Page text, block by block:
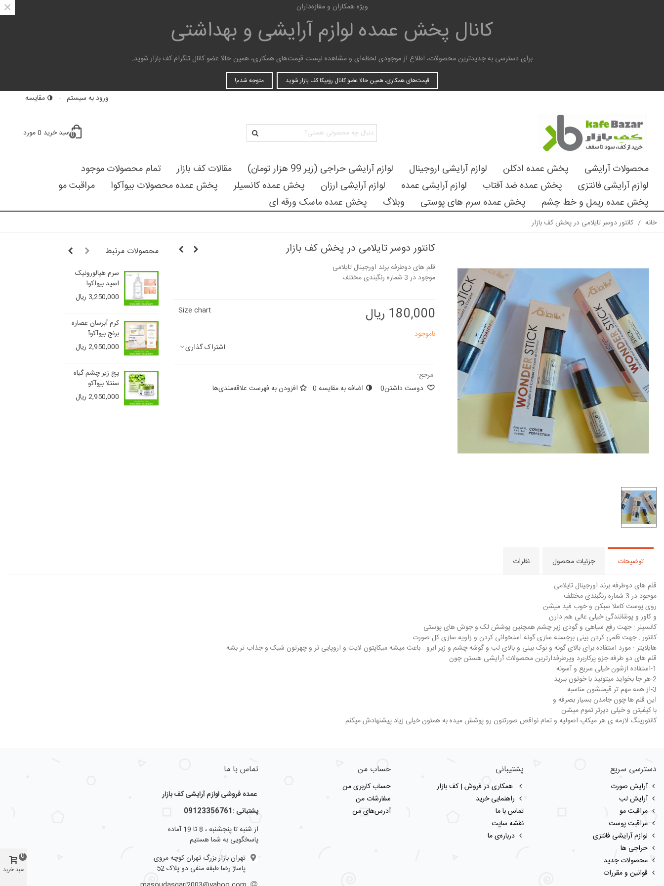
ویژه همکاران و مغازه‌داران
کانال پخش عمدهلوازم آرایشی و بهداشتی
برای دسترسی به جدیدترین محصولات، اطلاع از موجودی لحظه‌ای و مشاهده لیست قیمت‌های همکاری، همین حالا عضو کانال تلگرام کف بازار شوید.
قیمت‌های همکاری، همین حالا عضو کانال روبیکا کف بازار شوید متوجه شدم!
×
ورود به سیستم مقایسه
0سبد خرید 0مورد
محصولات آرایشی پخش عمده ادکلن لوازم آرایشی اروجینال لوازم آرایشی حراجی (زیر 99 هزار تومان) مقالات کف بازار
تمام محصولات موجود
لوازم آرایشی فانتزی
پخش عمده ضد آفتاب لوازم آرایشی عمده لوازم آرایشی ارزان پخش عمده کانسیلر پخش عمده محصولات بیوآکوا
مراقبت مو
پخش عمده ریمل و خط چشم
پخش عمده سرم های پوستی وبلاگ پخش عمده ماسک ورقه ای
خانه / کانتور دوسر تایلامی در پخش کف بازار
کانتور دوسر تایلامی در پخش کف بازار
قلم های دوطرفه برند اورجینال تایلامی
موجود در 3 شماره رنگبندی مختلف
180,000 ریال
Size chart
ناموجود
اشتراک گذاری
مرجع:
دوست داشتن0 اضافه به مقایسه 0 افزودن به فهرست علاقه‌مندی‌ها
محصولات مرتبط
سرم هیالورونیک
اسید بیواکوا
3,250,000 ریال
کرم آبرسان عصاره
برنج بیوآکوآ
2,950,000 ریال
پچ زیر چشم گیاه
سنتلا بیوآکو
2,950,000 ریال
توضیحات جزئیات محصول نظرات
قلم های دوطرفه برند اورجینال تایلامی
موجود در 3 شماره رنگبندی مختلف
روی پوست کاملا سبکن و‌ خوب فید میشن
و کاور و پوشانندگی خیلی عالی هم دارن
کانسیلر : جهت رفع سیاهی و گودی زیر چشم همچنین پوشش لک و جوش های پوستی
کانتور : جهت قلمی کردن بینی برجسته سازی گونه استخوانی کردن و زاویه سازی کل صورت
هایلایتر : مورد استفاده برای بالای گونه و نوک بینی و بالای لب و گوشه چشم و زیر ابرو.. باعث ‌میشه میکاپتون لایت و اروپایی تر و چهرتون شیک و جذاب تر بشه
قلم های دو طرفه جزو پرکاربرد وپرطرفدارترین محصولات آرایشی هستن چون
1-استفاده ازشون خیلی سریع و آسونه
2-هر جا بخواید میتونید با خوتون ببرید
3-از همه مهم تر قیمتشون مناسبه
این قلم ها چون جامدن بسیار بصرفه و
با کیفیتن و خیلی دیرتر تموم میشن
کانتورینگ لازمه ی هر میکاپ اصولیه و تمام نواقص صورتتون رو پوشش میده به همتون خیلی زیاد پیشنهادش میکنم
دسترسی سریع
آرایش صورت
آرایش لب
مراقبت مو
مراقبت پوست
لوازم آرایشی فانتزی
حراجی ها
محصولات جدید
قوانین و مقررات
پشتیبانی
همکاری در فروش | کف بازار
راهنمایی خرید
تماس با ما
نقشه سایت
درباره‌ی ما
حساب من
حساب کاربری من
سفارشات من
آدرس‌های من
تماس با ما
عمده فروشی لوازم آرایشی کف بازار
پشتبانی :09123356761
از شنبه تا پنجشنبه ، 8 تا 19 آماده
پاسخگویی به شما هستیم
تهران بازار بزرگ تهران کوچه مروی
پاساژ رضا طبقه منفی دو پلاک 52
سبد خرید
0